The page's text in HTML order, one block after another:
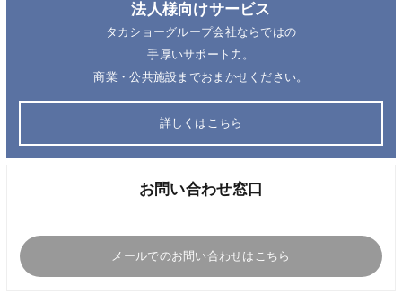
法人様向けサービス
タカショーグループ会社ならではの
手厚いサポート力。
商業・公共施設までおまかせください。
詳しくはこちら
お問い合わせ窓口
メールでのお問い合わせはこちら